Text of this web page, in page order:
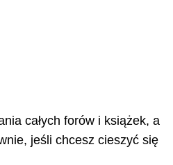
całych forów i książek, a
jeśli chcesz cieszyć się